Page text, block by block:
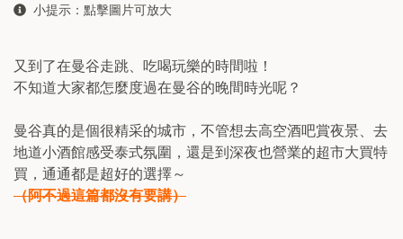
小提示：點擊圖片可放大
又到了在曼谷走跳、吃喝玩樂的時間啦！
不知道大家都怎麼度過在曼谷的晚間時光呢？
曼谷真的是個很精采的城市，不管想去高空酒吧賞夜景、去
地道小酒館感受泰式氛圍，還是到深夜也營業的超市大買特
買，通通都是超好的選擇～
（阿不過這篇都沒有要講）